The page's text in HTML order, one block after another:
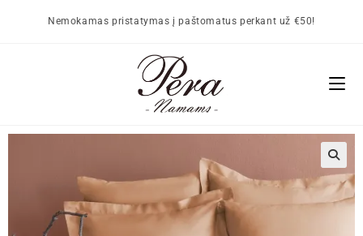
Nemokamas pristatymas į paštomatus perkant už €50!
🔍